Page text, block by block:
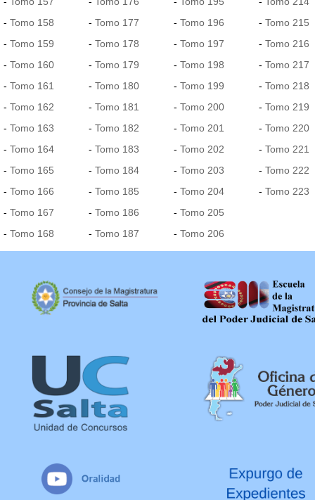
- Tomo 158
- Tomo 159
- Tomo 160
- Tomo 161
- Tomo 162
- Tomo 163
- Tomo 164
- Tomo 165
- Tomo 166
- Tomo 167
- Tomo 168
- Tomo 177
- Tomo 178
- Tomo 179
- Tomo 180
- Tomo 181
- Tomo 182
- Tomo 183
- Tomo 184
- Tomo 185
- Tomo 186
- Tomo 187
- Tomo 196
- Tomo 197
- Tomo 198
- Tomo 199
- Tomo 200
- Tomo 201
- Tomo 202
- Tomo 203
- Tomo 204
- Tomo 205
- Tomo 206
-Tomo 215
-Tomo 216
-Tomo 217
-Tomo 218
-Tomo 219
-Tomo 220
-Tomo 221
-Tomo 222
-Tomo 223